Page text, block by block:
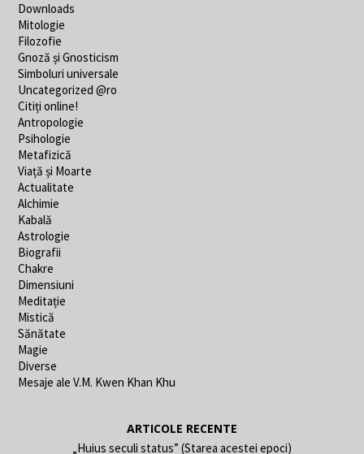
Downloads
Mitologie
Filozofie
Gnoză și Gnosticism
Simboluri universale
Uncategorized @ro
Citiți online!
Antropologie
Psihologie
Metafizică
Viață și Moarte
Actualitate
Alchimie
Kabală
Astrologie
Biografii
Chakre
Dimensiuni
Meditație
Mistică
Sănătate
Magie
Diverse
Mesaje ale V.M. Kwen Khan Khu
ARTICOLE RECENTE
„Huius seculi status” (Starea acestei epoci)